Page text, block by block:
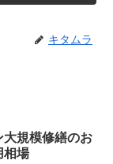
キタムラ
規模修繕のお
相場